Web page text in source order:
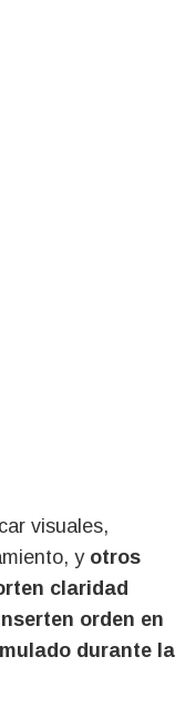
visuales,
y otros
claridad
orden en
durante la